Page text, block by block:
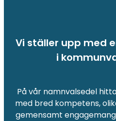
Vi ställer upp med
i
På vår namnvalsedel
med bred kompetens,
gemensamt